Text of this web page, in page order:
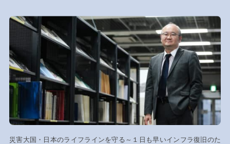
災害大国・日本のライフラインを守る～１日も早いインフラ復旧のた